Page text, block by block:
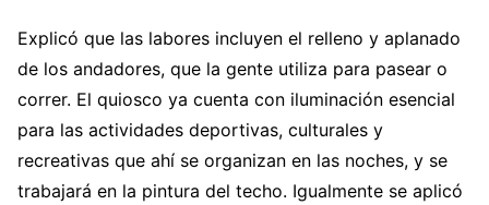
Explicó que las labores incluyen el relleno y aplanado
de los andadores, que la gente utiliza para pasear o
correr. El quiosco ya cuenta con iluminación esencial
para las actividades deportivas, culturales y
recreativas que ahí se organizan en las noches, y se
trabajará en la pintura del techo. Igualmente se aplicó